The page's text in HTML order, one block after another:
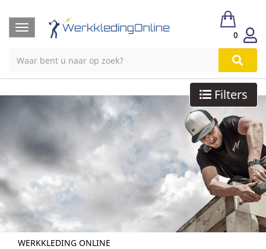
Toggle
navigation
0
WERKKLEDING ONLINE
Filters